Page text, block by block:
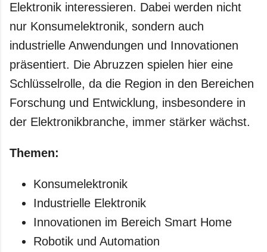
Elektronik interessieren. Dabei werden nicht
nur Konsumelektronik, sondern auch
industrielle Anwendungen und Innovationen
präsentiert. Die Abruzzen spielen hier eine
Schlüsselrolle, da die Region in den Bereichen
Forschung und Entwicklung, insbesondere in
der Elektronikbranche, immer stärker wächst.
Themen:
Konsumelektronik
Industrielle Elektronik
Innovationen im Bereich Smart Home
Robotik und Automation